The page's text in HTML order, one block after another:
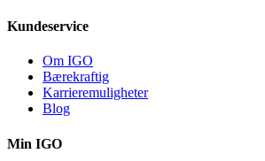
Kundeservice
Om IGO
Bærekraftig
Karrieremuligheter
Blog
Min IGO